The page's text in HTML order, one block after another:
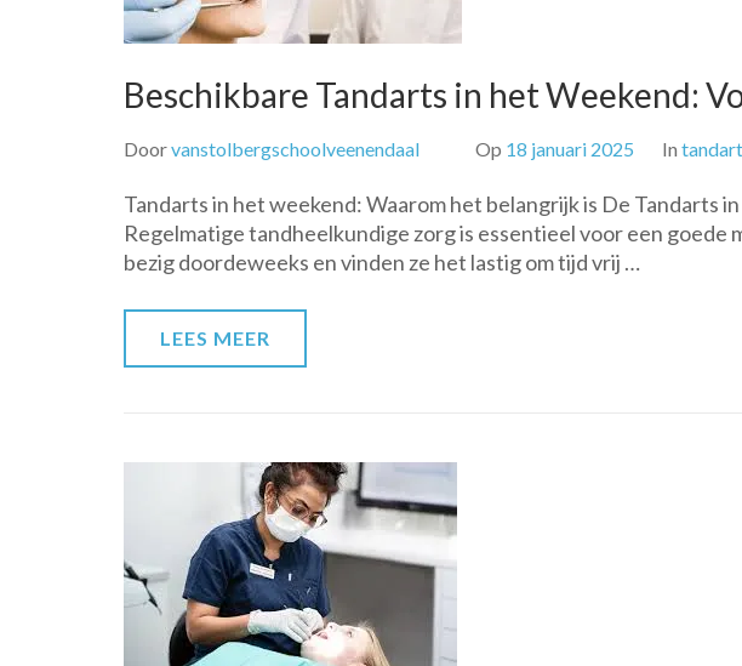
Beschikbare Tandarts in het Weekend:
Doorvanstolbergschoolveenendaal Op 18 januari 2025 In
Tandarts in het weekend: Waarom het belangrijk is De Tandarts
Regelmatige tandheelkundige zorg is essentieel voor een goede
bezig doordeweeks en vinden ze het lastig om tijd vrij …
LEES MEER